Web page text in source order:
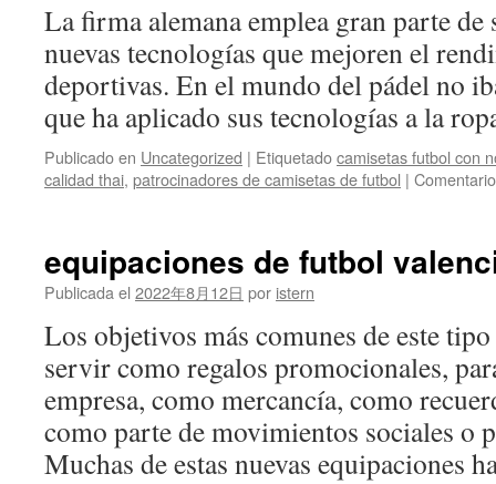
La firma alemana emplea gran parte de
nuevas tecnologías que mejoren el
deportivas. En el mundo del pádel no
que ha aplicado sus tecnologías a la
Publicado en Uncategorized | Etiquetadocamisetas futbol con
calidad thai, patrocinadores de camisetas de futbol |
equipaciones de futbol
Publicada el 2022年8月12日 por istern
Los objetivos más comunes de este
servir como regalos promocionales,
empresa, como mercancía, como
como parte de movimientos sociales o
Muchas de estas nuevas equipaciones